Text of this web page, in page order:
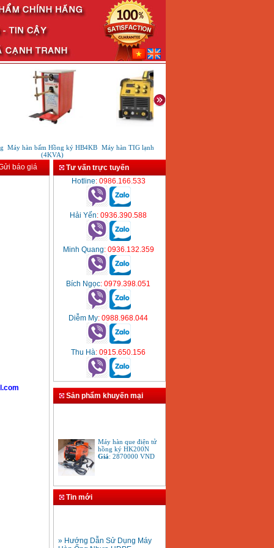
Máy hàn bấm Hồng ký HB4KB
(4KVA)
Máy hàn TIG lạnh HKTIG250C
báo giá
Tư vấn trực tuyến
Hotline: 0986.166.533
Hải Yến: 0936.390.588
Minh Quang: 0936.132.359
Bích Ngọc: 0979.398.051
Diễm My: 0988.968.044
Thu Hà: 0915.650.156
Sản phẩm khuyến mại
hồng ký HK200N
Giá: 2870000VND
Tay cắt mỏ cắt đèn cắt
Giá:650000VND
Tin mới
Hàn Ống Nhựa HDPE